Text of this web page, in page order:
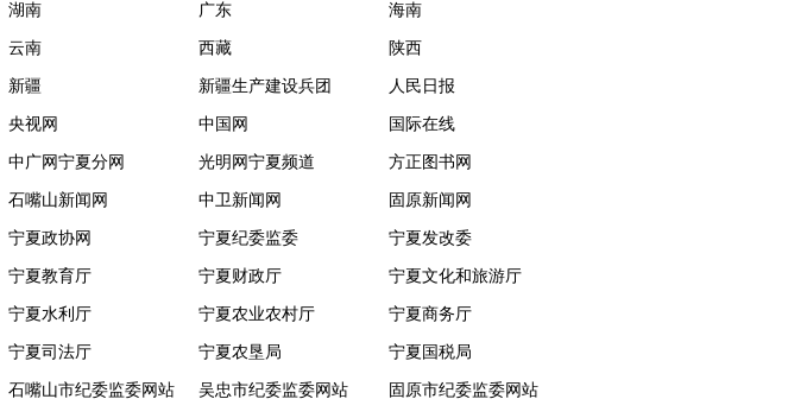
湖南 广东 海南
云南 西藏 陕西
新疆 新疆生产建设兵团 人民日报
央视网 中国网 国际在线
中广网宁夏分网 光明网宁夏频道 方正图书网
石嘴山新闻网 中卫新闻网 固原新闻网
宁夏政协网 宁夏纪委监委 宁夏发改委
宁夏教育厅 宁夏财政厅 宁夏文化和旅游厅
宁夏水利厅 宁夏农业农村厅 宁夏商务厅
宁夏司法厅 宁夏农垦局 宁夏国税局
石嘴山市纪委监委网站 吴忠市纪委监委网站 固原市纪委监委网站